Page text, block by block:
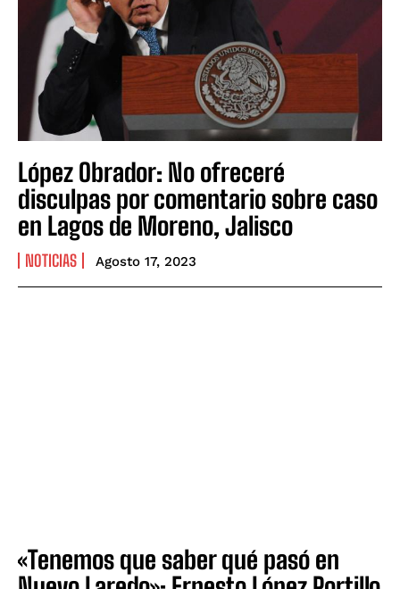
López Obrador: No ofreceré
disculpas por comentario sobre caso
en Lagos de Moreno, Jalisco
NOTICIAS Agosto 17, 2023
«Tenemos que saber qué pasó en